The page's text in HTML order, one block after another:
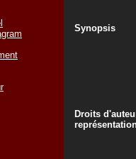
Synopsis
Droits